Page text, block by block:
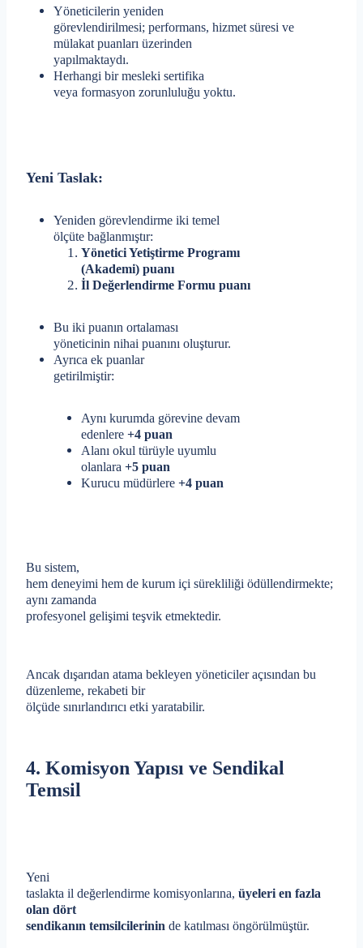
Yöneticilerin yeniden
görevlendirilmesi; performans, hizmet süresi ve
mülakat puanları üzerinden
yapılmaktaydı.
Herhangi bir mesleki sertifika
veya formasyon zorunluluğu yoktu.
Yeni Taslak:
Yeniden görevlendirme iki temel
ölçüte bağlanmıştır:
Yönetici Yetiştirme Programı
(Akademi) puanı
İl Değerlendirme Formu puanı
Bu iki puanın ortalaması
yöneticinin nihai puanını oluşturur.
Ayrıca ek puanlar
getirilmiştir:
Aynı kurumda görevine devam
edenlere +4 puan
Alanı okul türüyle uyumlu
olanlara +5 puan
Kurucu müdürlere +4 puan
Bu sistem,
hem deneyimi hem de kurum içi sürekliliği ödüllendirmekte;
aynı zamanda
profesyonel gelişimi teşvik etmektedir.
Ancak dışarıdan atama bekleyen yöneticiler açısından bu
düzenleme, rekabeti bir
ölçüde sınırlandırıcı etki yaratabilir.
4. Komisyon Yapısı ve Sendikal
Temsil
Yeni
taslakta il değerlendirme komisyonlarına, üyeleri en fazla
olan dört
sendikanın temsilcilerinin de katılması öngörülmüştür.